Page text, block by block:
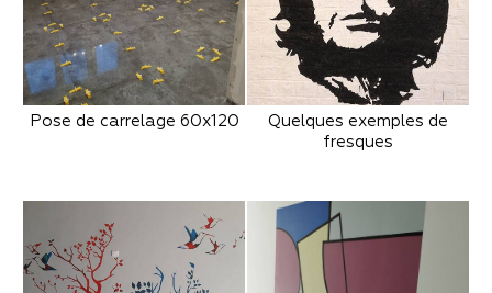
Pose de carrelage 60x120
Quelques exemples de
fresques